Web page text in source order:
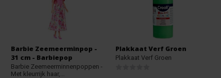
Barbie Zeemeerminpop -
31 cm - Barbiepop
Barbie Zeemeerminnenpoppen -
Met kleurrijk haar,...
Plakkaat Verf Groen
Plakkaat Verf Groen